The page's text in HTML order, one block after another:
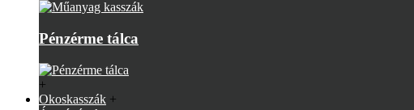
Pénzérme tálca
+
Okoskasszák +